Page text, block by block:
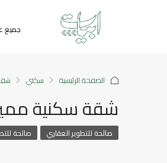
جميع
الصفحة الرئيسية سكني
شقة سكنية
صالحة للتطوير العقاري صالحة